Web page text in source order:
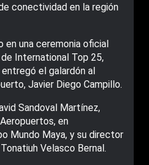
conectividad en la región
en una ceremonia oficial
International Top 25,
entregó el galardón al
Javier Diego Campillo.
Sandoval Martínez,
en
Mundo Maya, y su director
Velasco Bernal.